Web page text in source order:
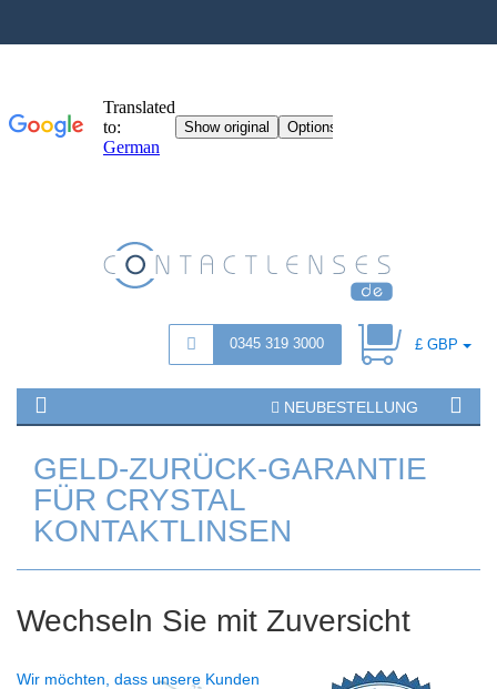
0345 319 3000 £ GBP
NEUBESTELLUNG
GELD-ZURÜCK-GARANTIE
FÜR CRYSTAL
KONTAKTLINSEN
Wechseln Sie mit Zuversicht
Wir möchten, dass unsere Kunden